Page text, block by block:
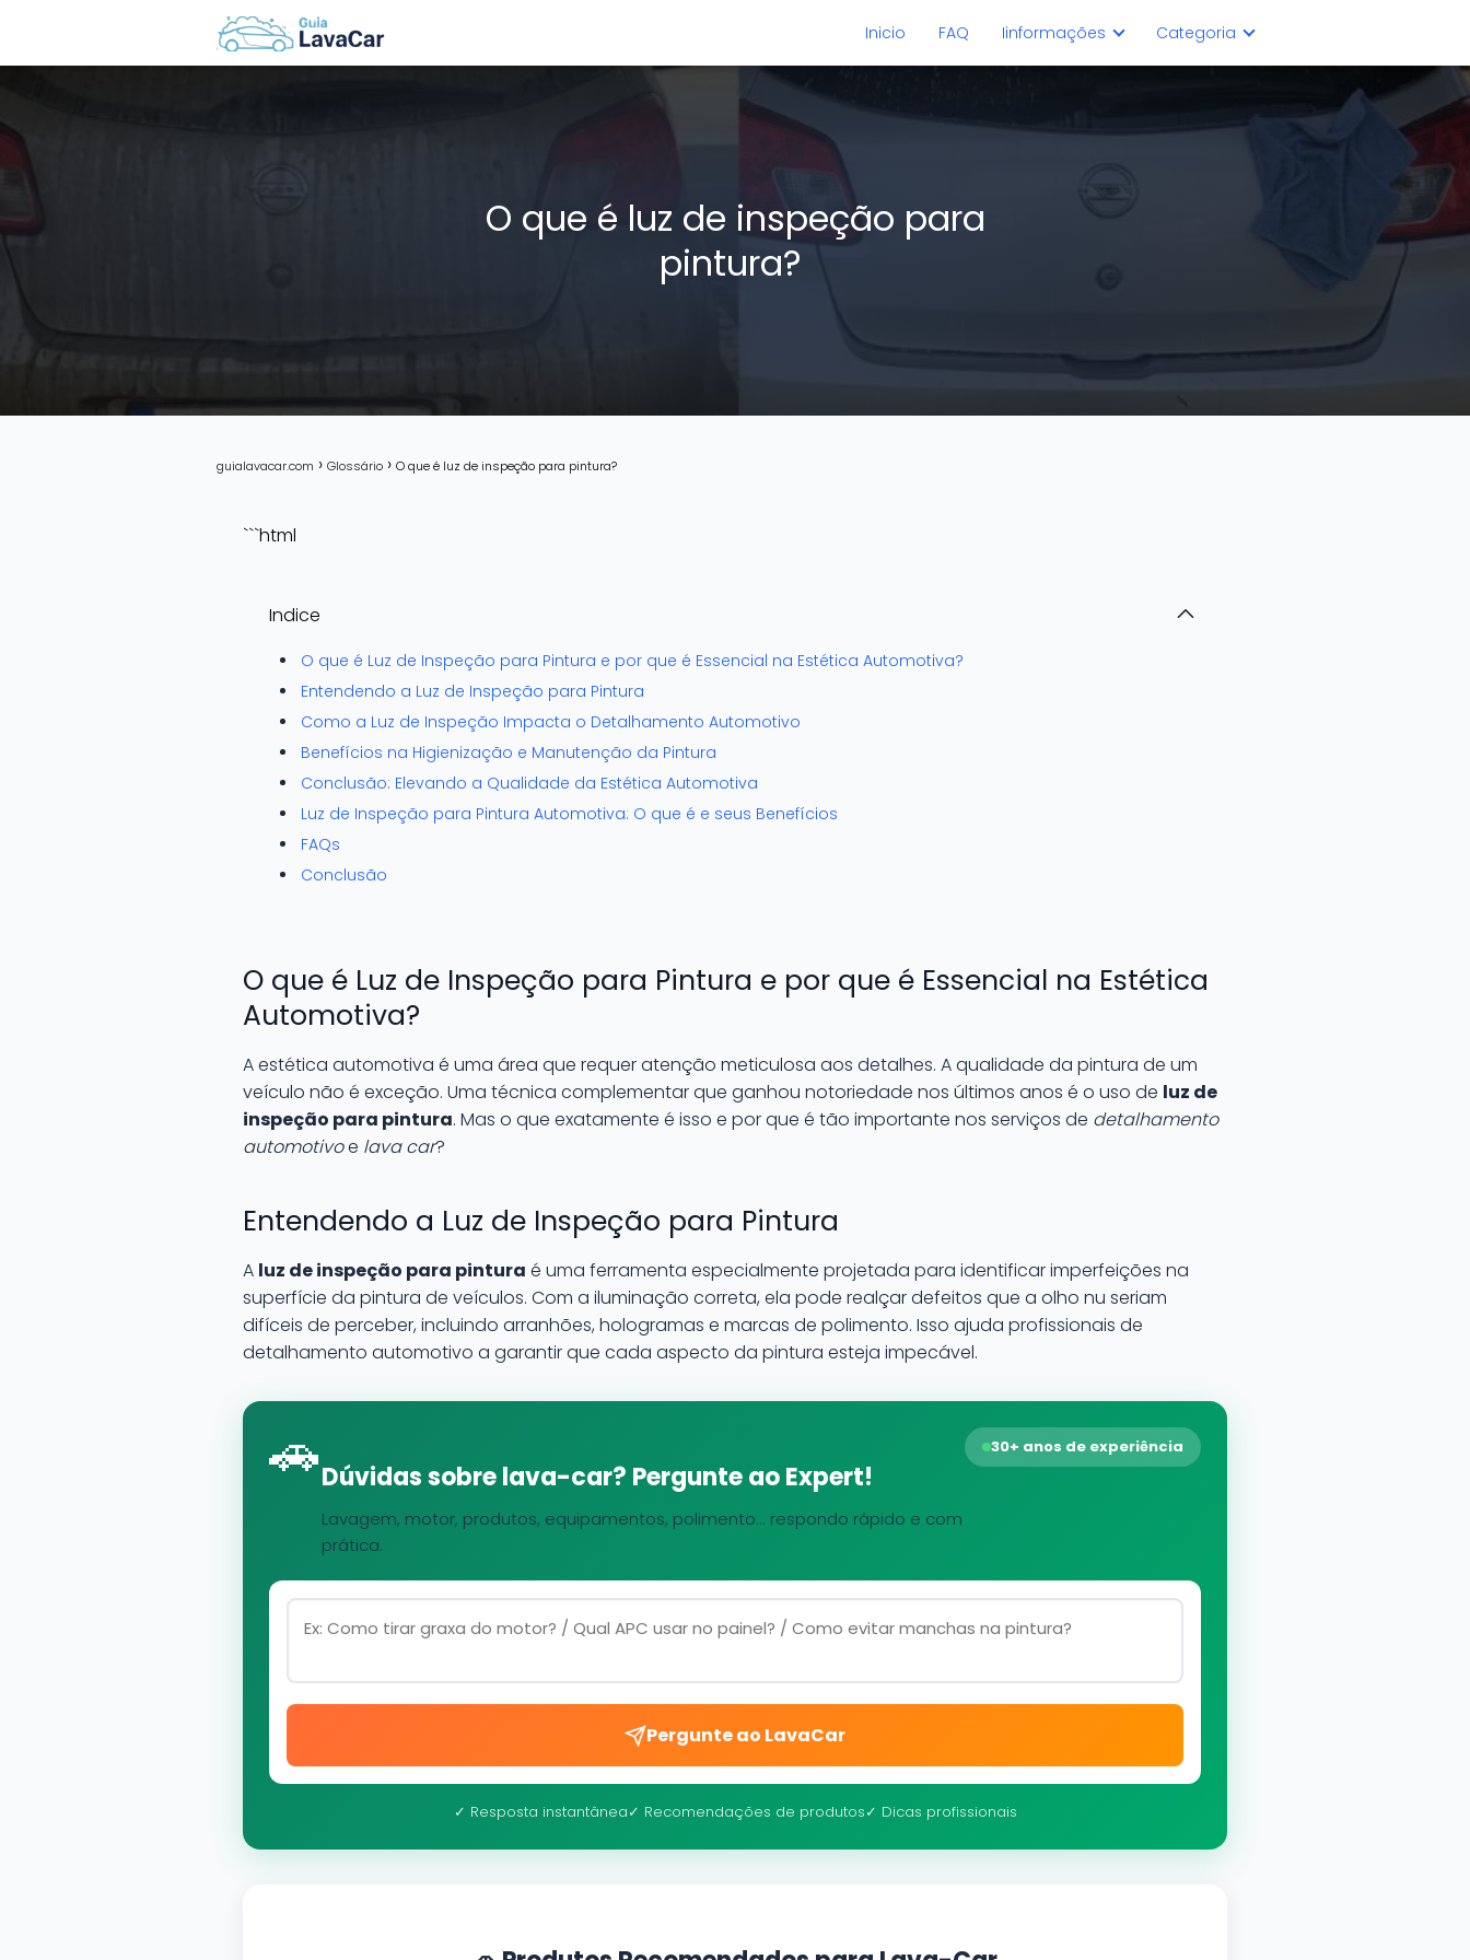
Inicio FAQ Iinformações Categoria
O que é luz de inspeção para
pintura?
guialavacar.com Glossário O que é luz de inspeção para pintura?
```html
Indice
O que é Luz de Inspeção para Pintura e por que é Essencial na Estética Automotiva?
Entendendo a Luz de Inspeção para Pintura
Como a Luz de Inspeção Impacta o Detalhamento Automotivo
Benefícios na Higienização e Manutenção da Pintura
Conclusão: Elevando a Qualidade da Estética Automotiva
Luz de Inspeção para Pintura Automotiva: O que é e seus Benefícios
FAQs
Conclusão
O que é Luz de Inspeção para Pintura e por que é Essencial na Estética
Automotiva?
A estética automotiva é uma área que requer atenção meticulosa aos detalhes. A qualidade da pintura de um
veículo não é exceção. Uma técnica complementar que ganhou notoriedade nos últimos anos é o uso de luz de
inspeção para pintura. Mas o que exatamente é isso e por que é tão importante nos serviços de detalhamento
automotivoe lava car?
Entendendo a Luz de Inspeção para Pintura
A luz de inspeção para pintura é uma ferramenta especialmente projetada para identificar imperfeições na
superfície da pintura de veículos. Com a iluminação correta, ela pode realçar defeitos que a olho nu seriam
difíceis de perceber, incluindo arranhões, hologramas e marcas de polimento. Isso ajuda profissionais de
detalhamento automotivo a garantir que cada aspecto da pintura esteja impecável.
🚗Dúvidas sobre lava-car? Pergunte ao Expert!
Lavagem, motor, produtos, equipamentos, polimento... respondo rápido e com
prática.
30+ anos de experiência
Pergunte ao LavaCar
✓ Resposta instantânea✓ Recomendações de produtos✓ Dicas profissionais